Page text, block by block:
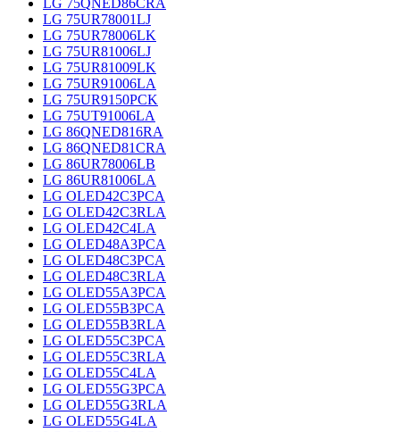
LG 75UR78001LJ
LG 75UR78006LK
LG 75UR81006LJ
LG 75UR81009LK
LG 75UR91006LA
LG 75UR9150PCK
LG 75UT91006LA
LG 86QNED816RA
LG 86QNED81CRA
LG 86UR78006LB
LG 86UR81006LA
LG OLED42C3PCA
LG OLED42C3RLA
LG OLED42C4LA
LG OLED48A3PCA
LG OLED48C3PCA
LG OLED48C3RLA
LG OLED55A3PCA
LG OLED55B3PCA
LG OLED55B3RLA
LG OLED55C3PCA
LG OLED55C3RLA
LG OLED55C4LA
LG OLED55G3PCA
LG OLED55G3RLA
LG OLED55G4LA